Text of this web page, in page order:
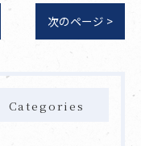
次のページ >
Categories